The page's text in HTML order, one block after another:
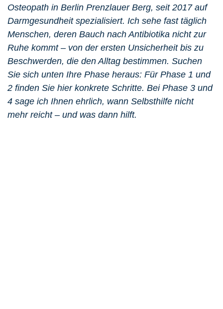
Osteopath in Berlin Prenzlauer Berg, seit 2017 auf
Darmgesundheit spezialisiert. Ich sehe fast täglich
Menschen, deren Bauch nach Antibiotika nicht zur
Ruhe kommt – von der ersten Unsicherheit bis zu
Beschwerden, die den Alltag bestimmen. Suchen
Sie sich unten Ihre Phase heraus: Für Phase 1 und
2 finden Sie hier konkrete Schritte. Bei Phase 3 und
4 sage ich Ihnen ehrlich, wann Selbsthilfe nicht
mehr reicht – und was dann hilft.